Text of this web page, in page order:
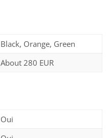
Black, Orange, Green
About 280 EUR
Oui